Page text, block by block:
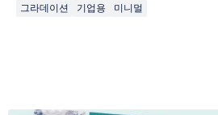
그라데이션 기업용 미니멀